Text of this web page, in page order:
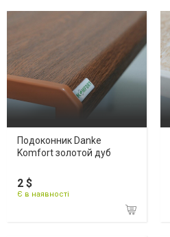
Подоконник Danke
Komfort золотой дуб
2 $
Є в наявності